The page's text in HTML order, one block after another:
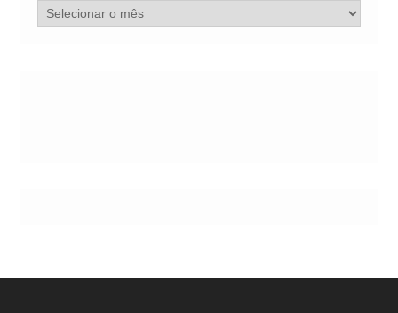
Arquivo
de